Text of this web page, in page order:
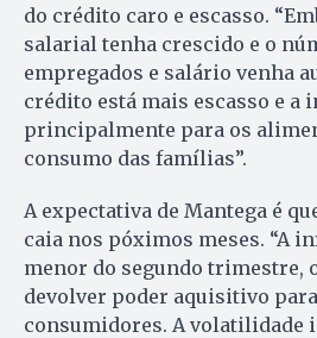
do crédito caro e escasso.
salarial tenha crescido e o
empregados e salário venha
crédito está mais escasso e a
principalmente para os
consumo das famílias”.
A expectativa de Mantega é
caia nos póximos meses. “A
menor do segundo trimestre,
devolver poder aquisitivo
consumidores. A volatilidade